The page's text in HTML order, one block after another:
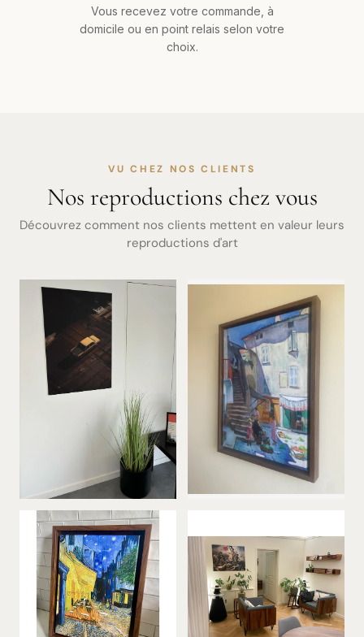
Vous recevez votre commande, à
domicile ou en point relais selon votre
choix.
VU CHEZ NOS CLIENTS
Nos reproductions chez vous
Découvrez comment nos clients mettent en valeur leurs
reproductions d'art